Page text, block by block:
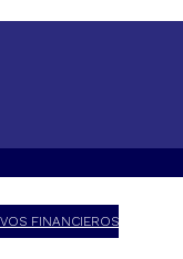
FINANCIEROS